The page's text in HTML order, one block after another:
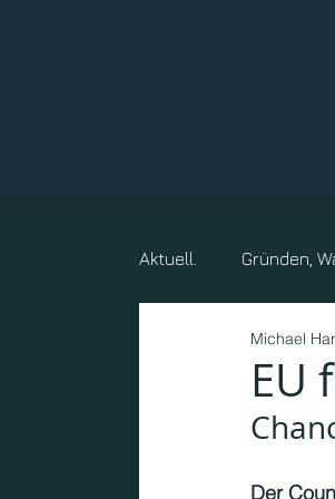
Aktuell. Gründen,
Mensch, Familie
Kreise,
EU
Michael
Der